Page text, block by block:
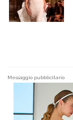
Messaggio pubblicitario